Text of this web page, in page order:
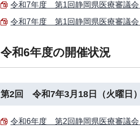
令和7年度 第1回静岡県医療審議
令和7年度 第1回静岡県医療審議
令和6年度の開催状況
第2回 令和7年3月18日（火曜日）
令和6年度 第2回静岡県医療審議